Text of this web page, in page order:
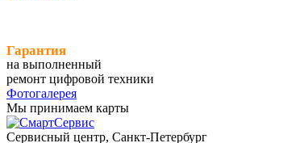
Гарантия
на выполненный
ремонт цифровой техники
Фотогалерея
Мы принимаем карты
Сервисный центр, Cанкт-Петербург